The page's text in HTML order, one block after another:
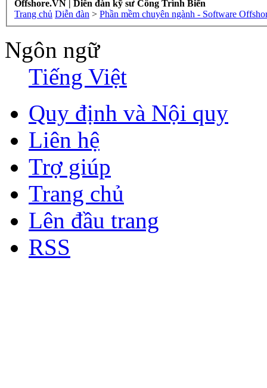
Offshore.VN | Diễn đàn kỹ sư Công Trình Biển
Trang chủ Diễn đàn > Phần mềm chuyên ngành - Software
Ngôn ngữ
Tiếng Việt
Quy định và Nội quy
Liên hệ
Trợ giúp
Trang chủ
Lên đầu trang
RSS